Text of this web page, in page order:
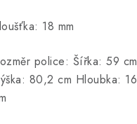
18 mm
police: Šířka: 59 cm
80,2 cm Hloubka: 16